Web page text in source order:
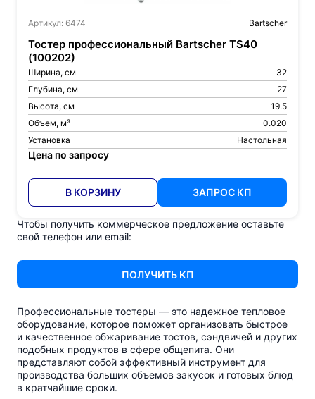
Артикул: 6474 Bartscher
Тостер профессиональный Bartscher TS40
(100202)
Ширина, см
32
Глубина, см
27
Высота, см
19.5
Объем, м³
0.020
Установка
Настольная
Цена по запросу
В КОРЗИНУ ЗАПРОС КП
Чтобы получить коммерческое предложение оставьте
свой телефон или email:
ПОЛУЧИТЬ КП
Профессиональные тостеры — это надежное тепловое
оборудование, которое поможет организовать быстрое
и качественное обжаривание тостов, сэндвичей и других
подобных продуктов в сфере общепита. Они
представляют собой эффективный инструмент для
производства больших объемов закусок и готовых блюд
в кратчайшие сроки.